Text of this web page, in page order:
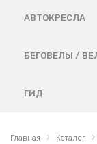
АВТОКРЕСЛА
БЕГОВЕЛЫ /
ГИД
Главная Каталог